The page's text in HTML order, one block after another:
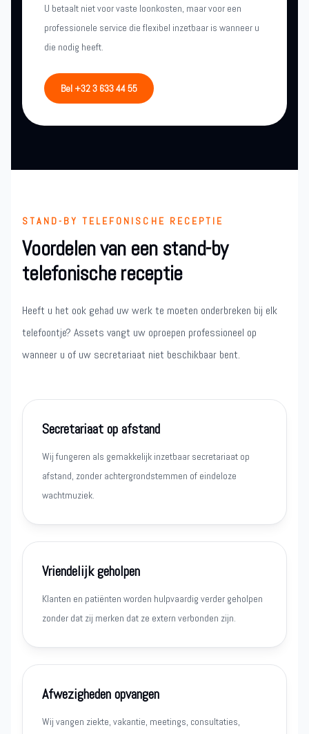
U betaalt niet voor vaste loonkosten, maar voor een
professionele service die flexibel inzetbaar is wanneer u
die nodig heeft.
Bel +32 3 633 44 55
STAND-BY TELEFONISCHE RECEPTIE
Voordelen van een stand-by
telefonische receptie
Heeft u het ook gehad uw werk te moeten onderbreken bij elk
telefoontje? Assets vangt uw oproepen professioneel op
wanneer u of uw secretariaat niet beschikbaar bent.
Secretariaat op afstand
Wij fungeren als gemakkelijk inzetbaar secretariaat op
afstand, zonder achtergrondstemmen of eindeloze
wachtmuziek.
Vriendelijk geholpen
Klanten en patiënten worden hulpvaardig verder geholpen
zonder dat zij merken dat ze extern verbonden zijn.
Afwezigheden opvangen
Wij vangen ziekte, vakantie, meetings, consultaties,